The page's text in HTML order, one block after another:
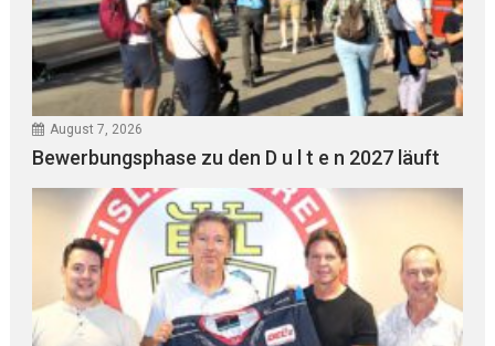
August 7, 2026
Bewerbungsphase zu den D u l t e n 2027 läuft